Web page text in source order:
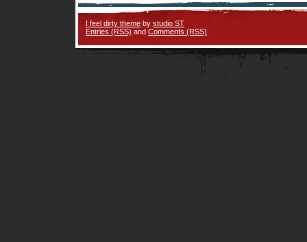
I feel dirty theme by studio ST
Entries (RSS) and Comments (RSS)